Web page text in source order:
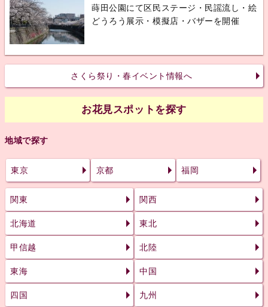
蒔田公園にて区民ステージ・民謡流し・絵
どうろう展示・模擬店・バザーを開催
さくら祭り・春イベント情報へ
お花見スポットを探す
地域で探す
東京 京都 福岡
関東 関西
北海道 東北
甲信越 北陸
東海 中国
四国 九州